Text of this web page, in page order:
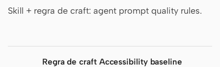
Codex Slides
Codex
Skill + regra de craft: agent prompt quality rules.
Regra de craft Accessibility baseline